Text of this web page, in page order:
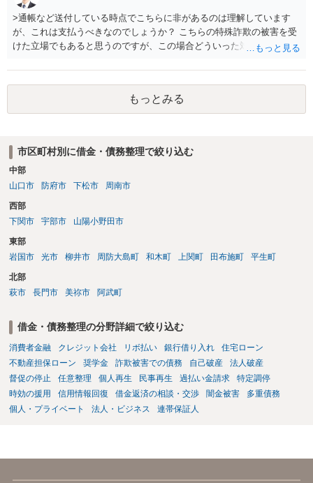
>通帳など送付している時点でこちらに非があるのは理解しています
が、これは支払うべきなのでしょうか？ こちらの特殊詐欺の被害を受
けた立場でもあると思うのですが、この場合どういった対処が必要で
がいいとは思います。 そもそも、特殊詐欺関係なく旦那さんの行為
は法に触れる可能性もあります。 ＞100万を支払わず穏便に和解する
ことは可能でしょうか？ →一般的には難しいです。相談者さんも１０
０万円の被害を受けたとして、１円も払わないで和解したいと言われ
でしょうか。 ＞弁護士さんに入ってもらうことで支払額が下がること
はありますか？ そこはあり得ます、ただ、弁護士費用かけるならその
分賠償に回すことも考えられるので、 兼ね合いは考えてみましょう。
もっとみる
市区町村別に借金・債務整理で絞り込む
中部
山口市
防府市 下松市 周南市
西部
下関市
宇部市 山陽小野田市
東部
岩国市
光市 柳井市 周防大島町 和木町 上関町 田布施町 平生町
北部
萩市
長門市 美祢市 阿武町
借金・債務整理の分野詳細で絞り込む
消費者金融 クレジット会社 リボ払い 銀行借り入れ
住宅ローン
不動産担保ローン
奨学金 詐欺被害での債務 自己破産
法人破産
督促の停止
任意整理 個人再生 民事再生 過払い金請求
特定調停
時効の援用
信用情報回復 借金返済の相談・交渉 闇金被害
多重債務
個人・プライベート
法人・ビジネス 連帯保証人